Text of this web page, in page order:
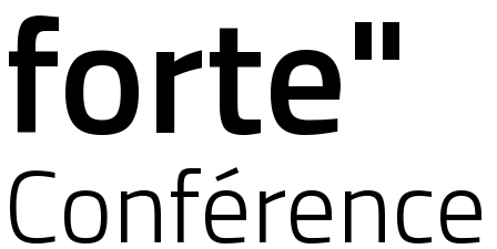
forte"
Conférence